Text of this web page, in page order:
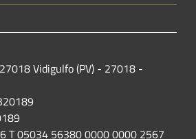
Vidigulfo (PV) - 27018 -
T 05034 56380 0000 0000 2567